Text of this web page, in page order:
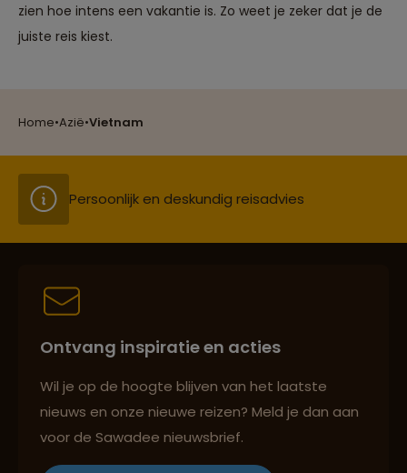
Home•Azië•Vietnam
zien hoe intens een vakantie is. Zo weet je zeker dat je de
juiste reis kiest.
Reizen met oog voor mens, cultuur en milieu
Persoonlijk en deskundig reisadvies
Best beoordeelde reisroutes
Groepsreizen mét indivuele vrijheid
Ontvang inspiratie en acties
Wil je op de hoogte blijven van het laatste
nieuws en onze nieuwe reizen? Meld je dan aan
voor de Sawadee nieuwsbrief.